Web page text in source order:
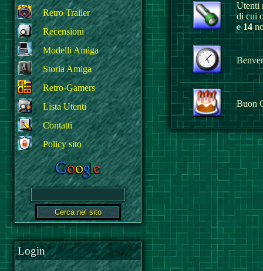
Retro Trailer
Recensioni
Modelli Amiga
Storia Amiga
Retro-Gamers
Lista Utenti
Contatti
Policy sito
Login
Utenti
di cui
e14
Buon